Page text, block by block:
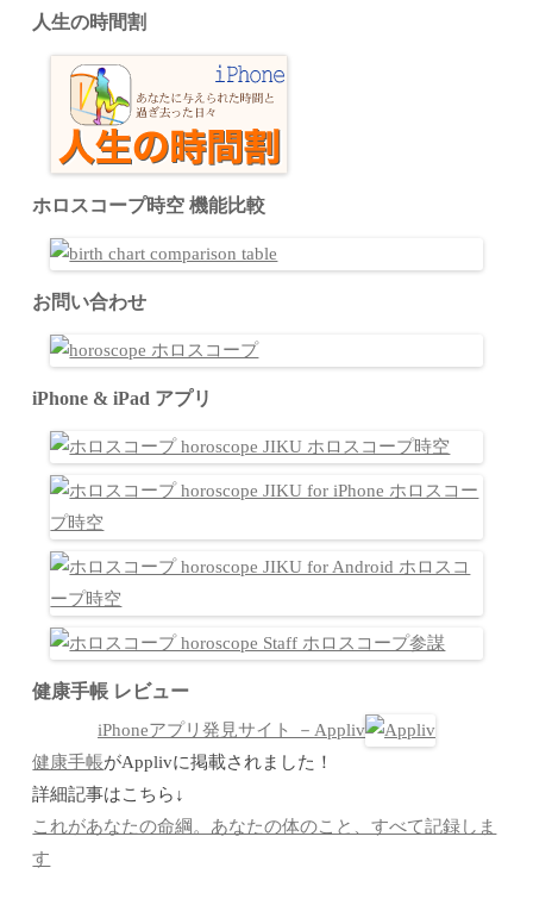
人生の時間割
ホロスコープ時空 機能比較
お問い合わせ
iPhone & iPad アプリ
健康手帳 レビュー
iPhoneアプリ発見サイト －Appliv
健康手帳がApplivに掲載されました！
詳細記事はこちら↓
これがあなたの命綱。あなたの体のこと、すべて記録しま
す